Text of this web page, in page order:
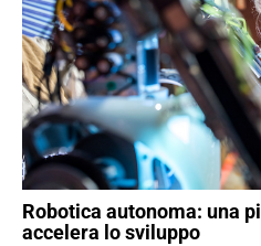
Robotica autonoma: una
accelera lo sviluppo